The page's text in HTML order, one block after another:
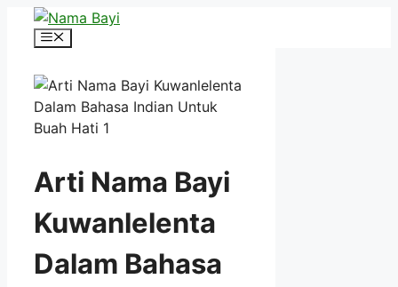
Langsung
Menu
Arti Nama Bayi
Kuwanlelenta
Dalam Bahasa